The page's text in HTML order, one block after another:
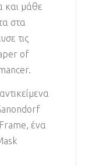
και μάθε
στα
τις
of
ένα